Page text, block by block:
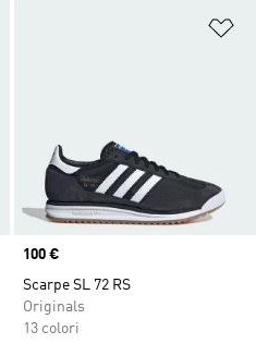
Aggiungi alla lista dei desideri
Price
100 €
Scarpe SL 72 RS
Originals
13 colori